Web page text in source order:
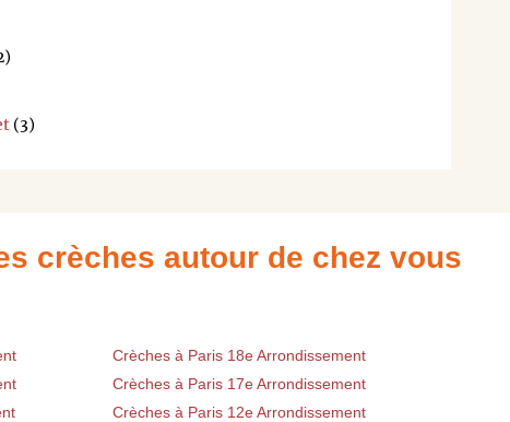
(3)
crèches autour de chez vous
Crèches à Paris 18e Arrondissement
Crèches à Paris 17e Arrondissement
Crèches à Paris 12e Arrondissement